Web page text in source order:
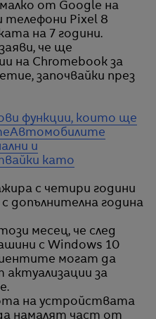
от Google на
телефони Pixel 8
на 7 години.
че ще
на Chromebook за
започвайки през
функции, които ще
Автомобилите
и
като
с четири години
допълнителна година
месец, че след
с Windows 10
могат да
за
на устройствата
намалят част от